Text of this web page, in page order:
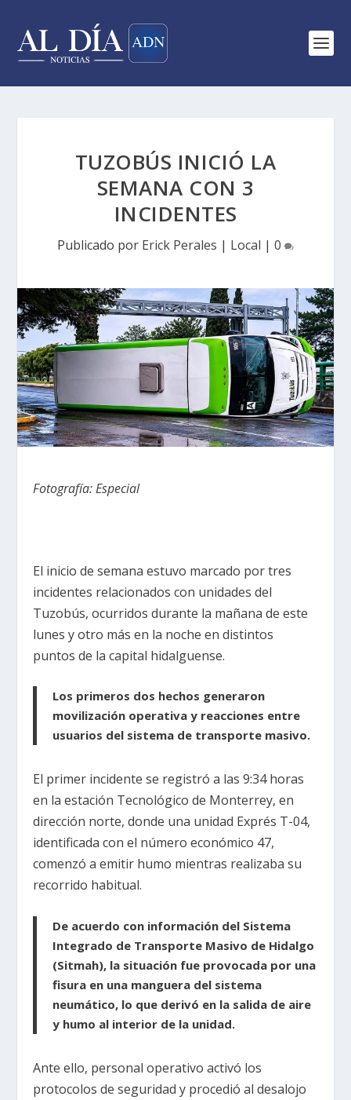
TUZOBÚS INICIÓ LA
SEMANA CON 3
INCIDENTES
Publicado por Erick Perales | Local | 0
Fotografía: Especial
El inicio de semana estuvo marcado por tres
incidentes relacionados con unidades del
Tuzobús, ocurridos durante la mañana de este
lunes y otro más en la noche en distintos
puntos de la capital hidalguense.
Los primeros dos hechos generaron
movilización operativa y reacciones entre
usuarios del sistema de transporte masivo.
El primer incidente se registró a las 9:34 horas
en la estación Tecnológico de Monterrey, en
dirección norte, donde una unidad Exprés T-04,
identificada con el número económico 47,
comenzó a emitir humo mientras realizaba su
recorrido habitual.
De acuerdo con información del Sistema
Integrado de Transporte Masivo de Hidalgo
(Sitmah), la situación fue provocada por una
fisura en una manguera del sistema
neumático, lo que derivó en la salida de aire
y humo al interior de la unidad.
Ante ello, personal operativo activó los
protocolos de seguridad y procedió al desalojo